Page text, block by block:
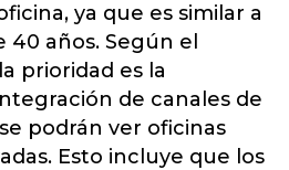
ya que es similar a
40 años. Según el
prioridad es la
de canales de
podrán ver oficinas
Esto incluye que los